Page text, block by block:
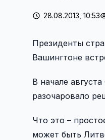
28.08.2013, 10:53
Президенты
Вашингтоне
В начале
разочаровало
Что это –
может быть